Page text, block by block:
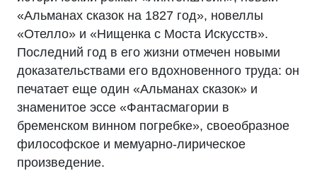
«Альманах сказок на 1827 год», новеллы
«Отелло» и «Нищенка с Моста Искусств».
Последний год в его жизни отмечен новыми
доказательствами его вдохновенного труда: он
печатает еще один «Альманах сказок» и
знаменитое эссе «Фантасмагории в
бременском винном погребке», своеобразное
философское и мемуарно-лирическое
произведение.